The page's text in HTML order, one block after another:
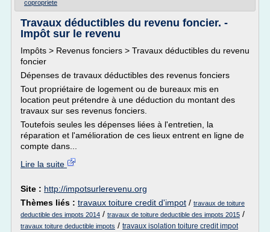
copropriete
Travaux déductibles du revenu foncier. -
Impôt sur le revenu
Impôts > Revenus fonciers > Travaux déductibles du revenu
foncier
Dépenses de travaux déductibles des revenus fonciers
Tout propriétaire de logement ou de bureaux mis en
location peut prétendre à une déduction du montant des
travaux sur ses revenus fonciers.
Toutefois seules les dépenses liées à l'entretien, la
réparation et l'amélioration de ces lieux entrent en ligne de
compte dans...
Lire la suite
Site : http://impotsurlerevenu.org
Thèmes liés : travaux toiture credit d'impot / travaux de toiture
deductible des impots 2014 / travaux de toiture deductible des impots 2015 /
travaux toiture deductible impots / travaux isolation toiture credit impot